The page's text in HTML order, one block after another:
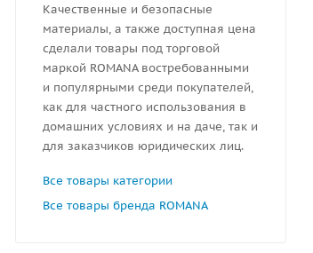
Качественные и безопасные
материалы, а также доступная цена
сделали товары под торговой
маркой ROMANA востребованными
и популярными среди покупателей,
как для частного использования в
домашних условиях и на даче, так и
для заказчиков юридических лиц.
Все товары категории
Все товары бренда ROMANA